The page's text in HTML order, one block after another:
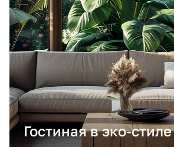
Гостиная в эко-стиле